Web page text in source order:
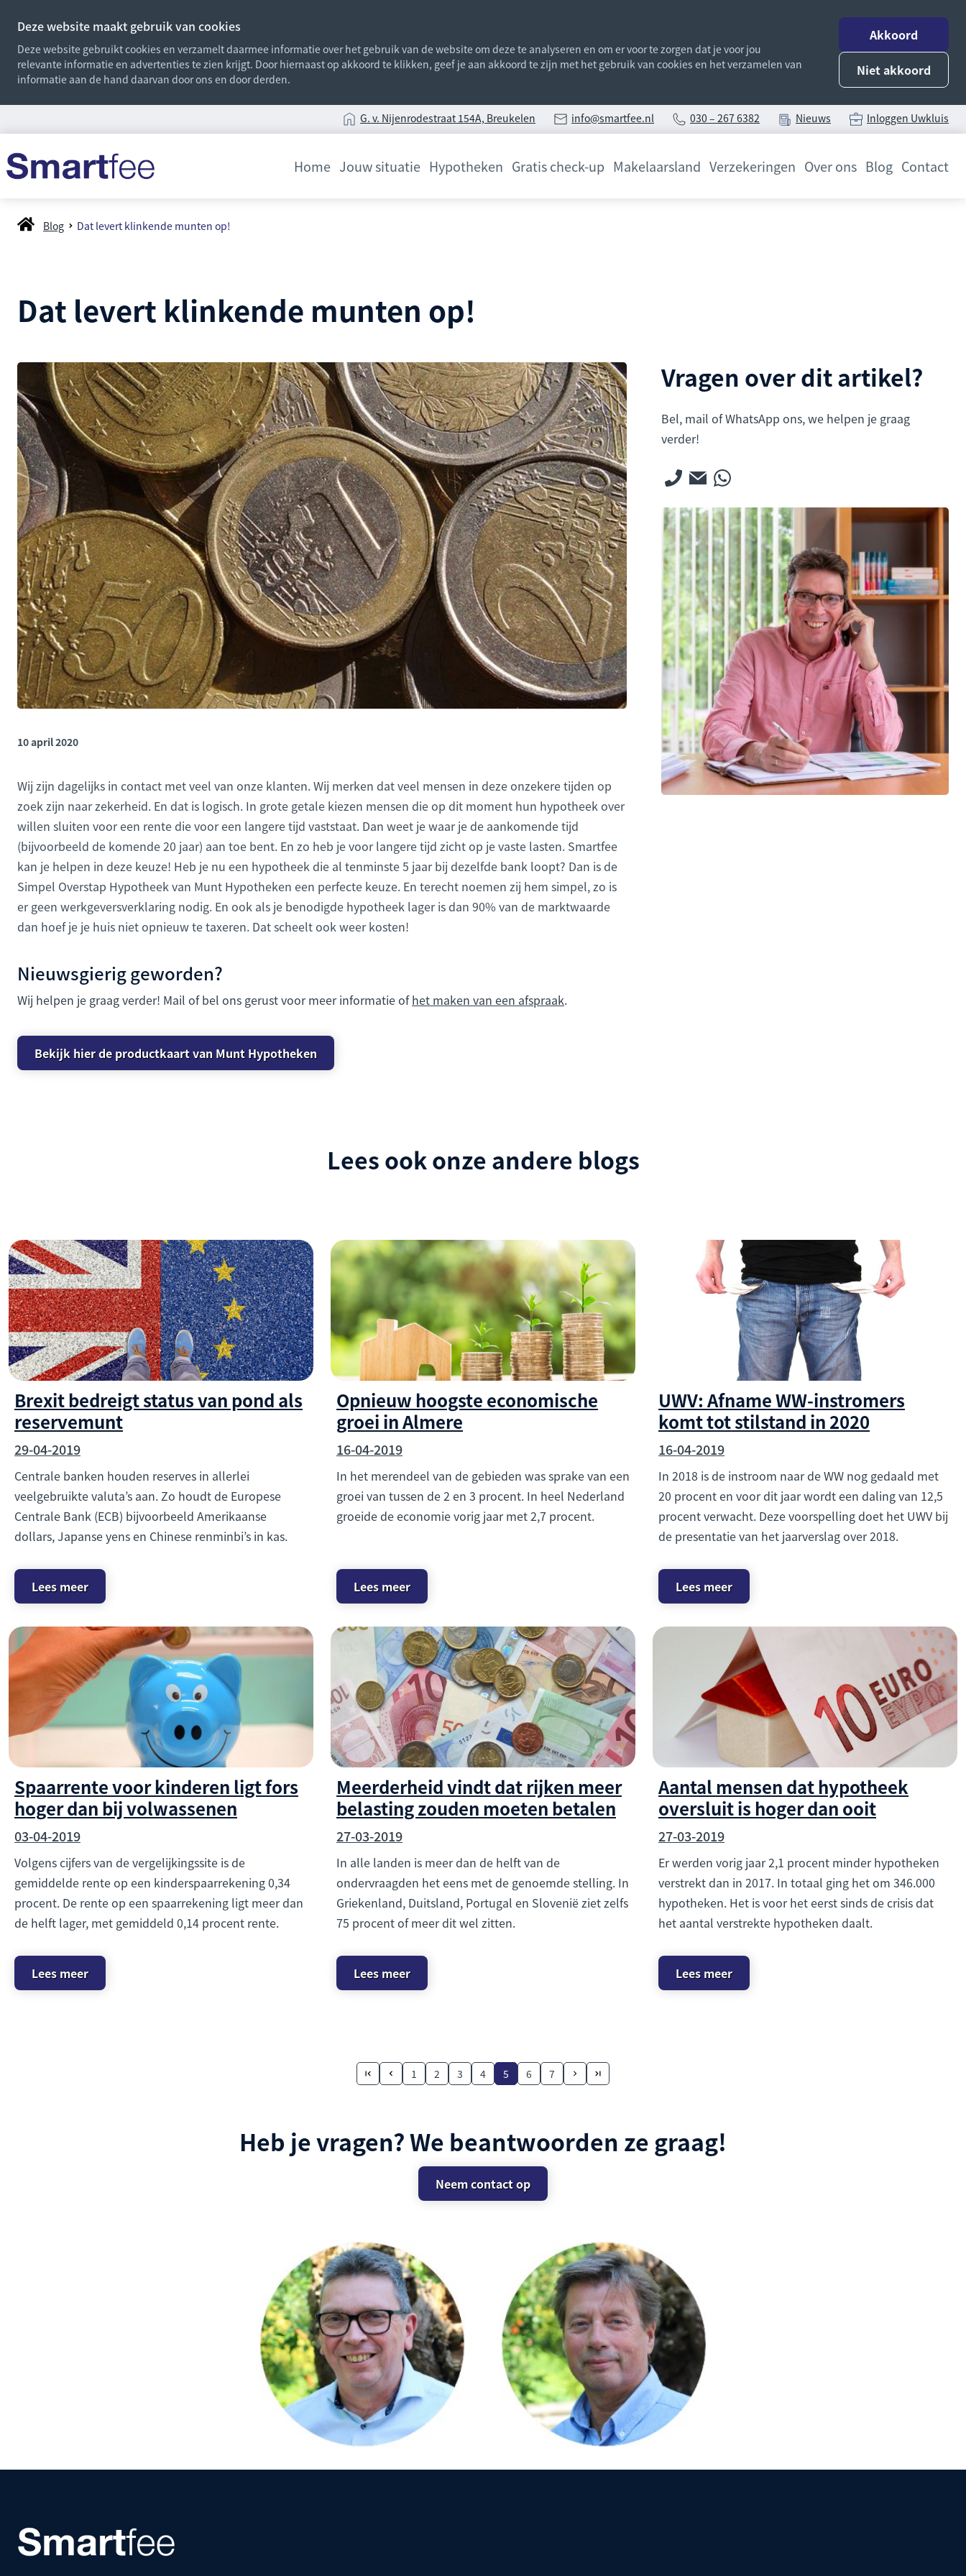
Deze website maakt gebruik van cookies
Deze website gebruikt cookies en verzamelt daarmee informatie over het gebruik van de website om deze te analyseren en om er voor te zorgen dat je voor jou
relevante informatie en advertenties te zien krijgt. Door hiernaast op akkoord te klikken, geef je aan akkoord te zijn met het gebruik van cookies en het verzamelen van
informatie aan de hand daarvan door ons en door derden.
Akkoord
Niet akkoord
G. v. Nijenrodestraat 154A, Breukelen info@smartfee.nl 030 – 267 6382 Nieuws Inloggen Uwkluis
Home Jouw situatie Hypotheken Gratis check-up Makelaarsland Verzekeringen Over ons Blog Contact
Blog Dat levert klinkende munten op!
Dat levert klinkende munten op!
10 april 2020
Wij zijn dagelijks in contact met veel van onze klanten. Wij merken dat veel mensen in deze onzekere tijden op
zoek zijn naar zekerheid. En dat is logisch. In grote getale kiezen mensen die op dit moment hun hypotheek over
willen sluiten voor een rente die voor een langere tijd vaststaat. Dan weet je waar je de aankomende tijd
(bijvoorbeeld de komende 20 jaar) aan toe bent. En zo heb je voor langere tijd zicht op je vaste lasten. Smartfee
kan je helpen in deze keuze! Heb je nu een hypotheek die al tenminste 5 jaar bij dezelfde bank loopt? Dan is de
Simpel Overstap Hypotheek van Munt Hypotheken een perfecte keuze. En terecht noemen zij hem simpel, zo is
er geen werkgeversverklaring nodig. En ook als je benodigde hypotheek lager is dan 90% van de marktwaarde
dan hoef je je huis niet opnieuw te taxeren. Dat scheelt ook weer kosten!
Nieuwsgierig geworden?
Wij helpen je graag verder! Mail of bel ons gerust voor meer informatie ofhet maken van een afspraak.
Bekijk hier de productkaart van Munt Hypotheken
Vragen over dit artikel?
Bel, mail of WhatsApp ons, we helpen je graag
verder!
Lees ook onze andere blogs
Brexit bedreigt status van pond als
reservemunt
29-04-2019
Centrale banken houden reserves in allerlei
veelgebruikte valuta’s aan. Zo houdt de Europese
Centrale Bank (ECB) bijvoorbeeld Amerikaanse
dollars, Japanse yens en Chinese renminbi’s in kas.
Lees meer
Opnieuw hoogste economische
groei in Almere
16-04-2019
In het merendeel van de gebieden was sprake van een
groei van tussen de 2 en 3 procent. In heel Nederland
groeide de economie vorig jaar met 2,7 procent.
Lees meer
UWV: Afname WW-instromers
komt tot stilstand in 2020
16-04-2019
In 2018 is de instroom naar de WW nog gedaald met
20 procent en voor dit jaar wordt een daling van 12,5
procent verwacht. Deze voorspelling doet het UWV bij
de presentatie van het jaarverslag over 2018.
Lees meer
Spaarrente voor kinderen ligt fors
hoger dan bij volwassenen
03-04-2019
Volgens cijfers van de vergelijkingssite is de
gemiddelde rente op een kinderspaarrekening 0,34
procent. De rente op een spaarrekening ligt meer dan
de helft lager, met gemiddeld 0,14 procent rente.
Lees meer
Meerderheid vindt dat rijken meer
belasting zouden moeten betalen
27-03-2019
In alle landen is meer dan de helft van de
ondervraagden het eens met de genoemde stelling. In
Griekenland, Duitsland, Portugal en Slovenië ziet zelfs
75 procent of meer dit wel zitten.
Lees meer
Aantal mensen dat hypotheek
oversluit is hoger dan ooit
27-03-2019
Er werden vorig jaar 2,1 procent minder hypotheken
verstrekt dan in 2017. In totaal ging het om 346.000
hypotheken. Het is voor het eerst sinds de crisis dat
het aantal verstrekte hypotheken daalt.
Lees meer
1 2 3 4 5 6 7
Heb je vragen? We beantwoorden ze graag!
Neem contact op